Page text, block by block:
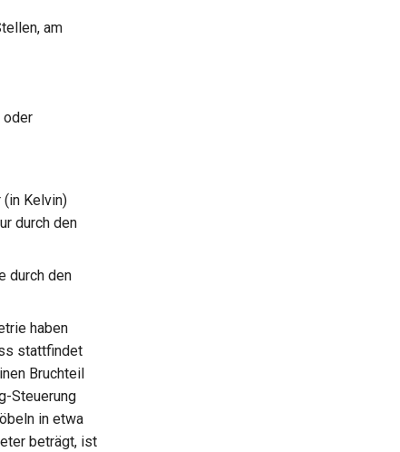
am
oder
Kelvin)
durch den
durch den
haben
stattfindet
Bruchteil
Steuerung
in etwa
beträgt, ist